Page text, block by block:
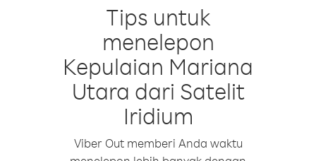
Tips untuk
menelepon
Kepulaian Mariana
Utara dari Satelit
Iridium
Viber Out memberi Anda waktu